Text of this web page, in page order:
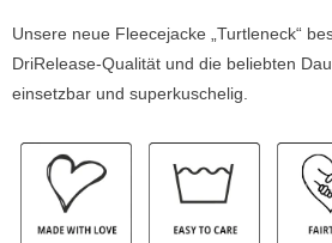
Unsere neue Fleecejacke „Turtleneck“
DriRelease-Qualität und die beliebten
einsetzbar und superkuschelig.